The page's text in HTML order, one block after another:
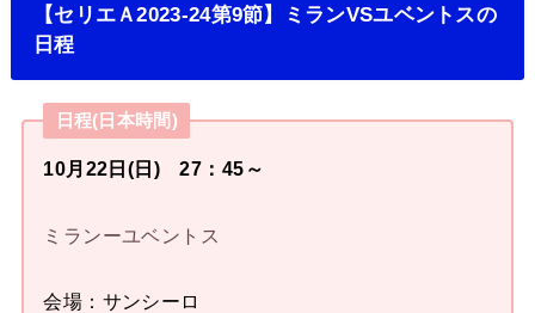
【セリエＡ2023-24第9節】ミランVSユベントスの
日程
日程(日本時間)
10月22日(日) 27：45～
ミランーユベントス
会場：サンシーロ